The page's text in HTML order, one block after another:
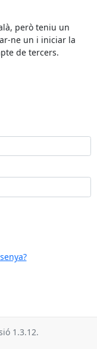
però teniu un
ne un i iniciar la
de tercers.
1.3.12.